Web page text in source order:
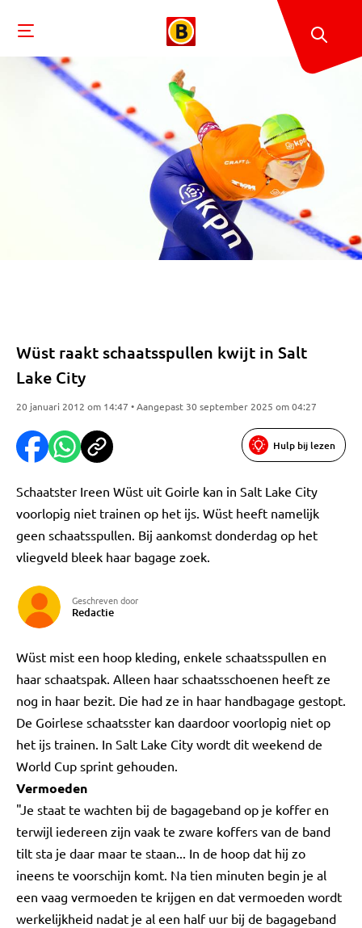
Wüst raakt schaatsspullen kwijt in Salt
Lake City
20 januari 2012 om 14:47 • Aangepast 30 september 2025 om 04:27
Hulp bij lezen
Schaatster Ireen Wüst uit Goirle kan in Salt Lake City
voorlopig niet trainen op het ijs. Wüst heeft namelijk
geen schaatsspullen. Bij aankomst donderdag op het
vliegveld bleek haar bagage zoek.
Geschreven door
Redactie
Wüst mist een hoop kleding, enkele schaatsspullen en
haar schaatspak. Alleen haar schaatsschoenen heeft ze
nog in haar bezit. Die had ze in haar handbagage gestopt.
De Goirlese schaatsster kan daardoor voorlopig niet op
het ijs trainen. In Salt Lake City wordt dit weekend de
World Cup sprint gehouden.
Vermoeden
"Je staat te wachten bij de bagageband op je koffer en
terwijl iedereen zijn vaak te zware koffers van de band
tilt sta je daar maar te staan... In de hoop dat hij zo
ineens te voorschijn komt. Na tien minuten begin je al
een vaag vermoeden te krijgen en dat vermoeden wordt
werkelijkheid nadat je al een half uur bij de bagageband